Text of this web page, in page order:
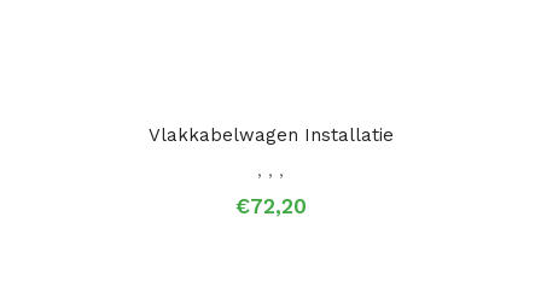
Vlakkabelwagen Installatie
, , ,
€72,20